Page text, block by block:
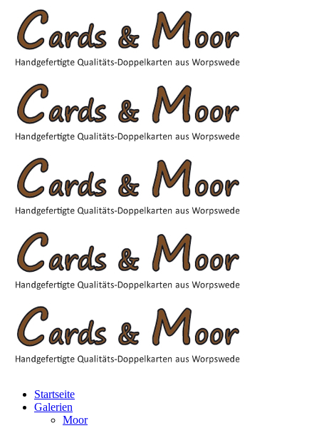
Startseite
Galerien
Moor